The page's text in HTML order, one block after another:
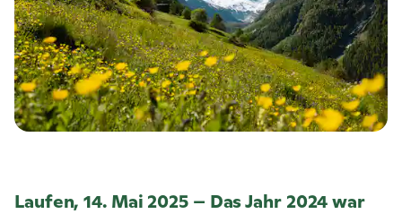
Laufen, 14. Mai 2025 – Das Jahr 2024 war